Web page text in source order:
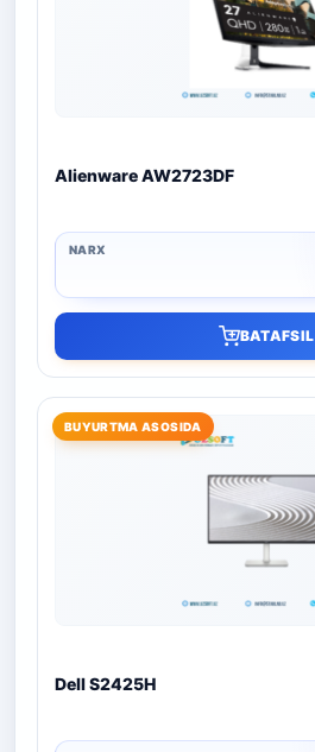
Alienware AW2723DF
BATAFSIL
BUYURTMA ASOSIDA
Dell S2425H